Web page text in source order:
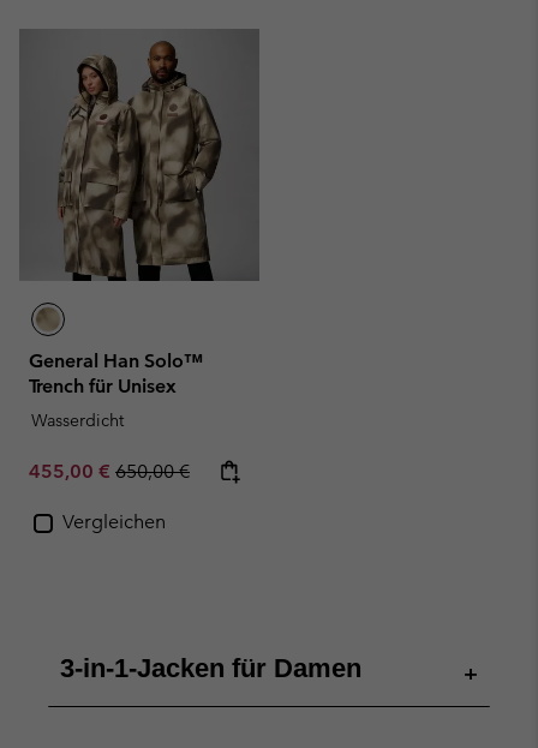
General Han Solo™
Trench für Unisex
Wasserdicht
Sale price:
455,00 € Regular price:
650,00 €
Vergleichen
3-in-1-Jacken für Damen +